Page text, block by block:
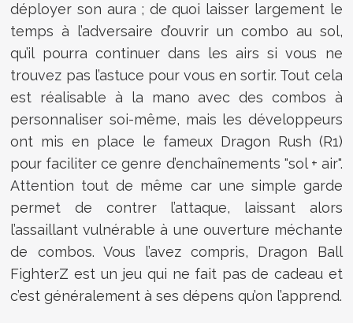
déployer son aura ; de quoi laisser largement le
temps à l’adversaire d’ouvrir un combo au sol,
qu’il pourra continuer dans les airs si vous ne
trouvez pas l’astuce pour vous en sortir. Tout cela
est réalisable à la mano avec des combos à
personnaliser soi-même, mais les développeurs
ont mis en place le fameux Dragon Rush (R1)
pour faciliter ce genre d’enchaînements "sol + air".
Attention tout de même car une simple garde
permet de contrer l’attaque, laissant alors
l’assaillant vulnérable à une ouverture méchante
de combos. Vous l’avez compris, Dragon Ball
FighterZ est un jeu qui ne fait pas de cadeau et
c’est généralement à ses dépens qu’on l’apprend.